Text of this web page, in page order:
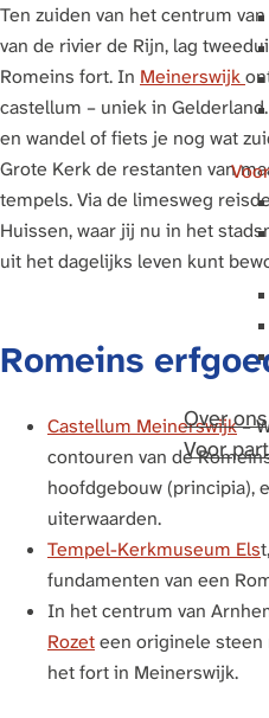
Over ons
Voor
Ten zuiden van het centrum
van de rivier de Rijn, lag
Romeins fort. In Meinerswijk
castellum – uniek in
en wandel of fiets je nog wat
Grote Kerk de restanten van
tempels. Via de limesweg
Huissen, waar jij nu in het
uit het dagelijks leven kunt
Romeins
Castellum Meinerswijk–
contouren van de
hoofdgebouw (principia),
uiterwaarden.
Tempel-Kerkmuseum Els
fundamenten van een
In het centrum van
Rozeteen originele
het fort in Meinerswijk.